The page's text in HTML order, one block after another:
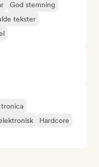
God stemning
tekster
Hardcore